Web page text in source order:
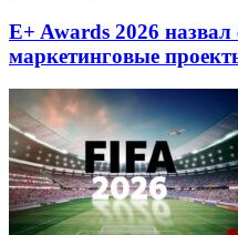
E+ Awards 2026
маркетинговые